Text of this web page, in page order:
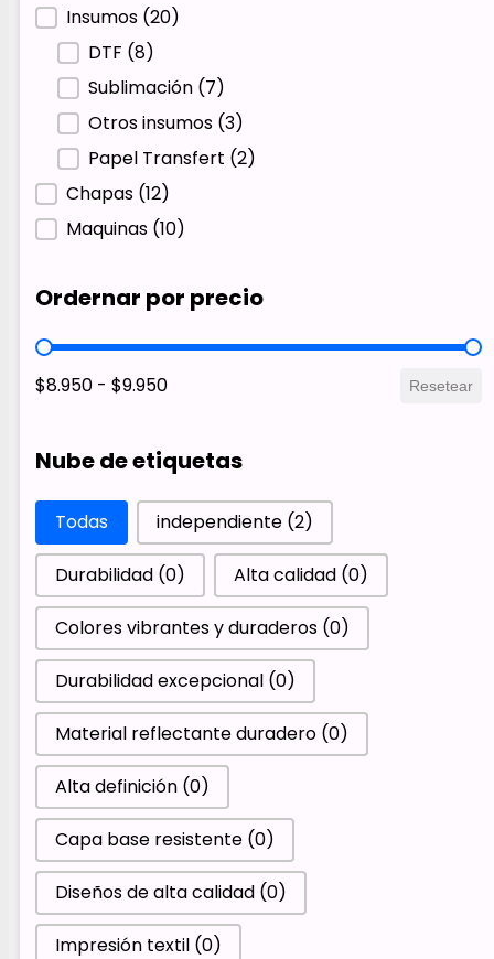
Insumos (20)
DTF (8)
Sublimación (7)
Otros insumos (3)
Papel Transfert (2)
Chapas (12)
Maquinas (10)
Ordernar por precio
Ordernar por precio
$8.950 - $9.950 Resetear
Nube de etiquetas
Nube de etiquetas
Todas independiente (2)
Durabilidad (0) Alta calidad (0)
Colores vibrantes y duraderos (0)
Durabilidad excepcional (0)
Material reflectante duradero (0)
Alta definición (0)
Capa base resistente (0)
Diseños de alta calidad (0)
Impresión textil (0)